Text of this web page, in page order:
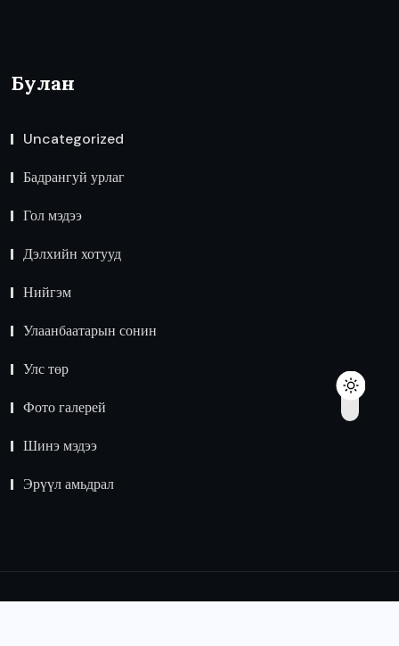
Булан
Uncategorized
Бадрангуй урлаг
Гол мэдээ
Дэлхийн хотууд
Нийгэм
Улаанбаатарын сонин
Улс төр
Фото галерей
Шинэ мэдээ
Эрүүл амьдрал